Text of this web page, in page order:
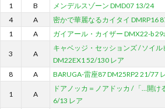
1
B メンデルスゾーン DMD07 13/24
4
A 密かで華麗なるカイタイ DMRP16
1
A ガイアール・カイザー DMX22-b
3 A
キャベッジ・セッションズ / ソイ
DM22EX1 52/130 レア
8 A BARUGA-雷座87 DM25RP2 21/77
1 A
ドアノッカ＝ノアドッカ / 「…開け
6/13 レア